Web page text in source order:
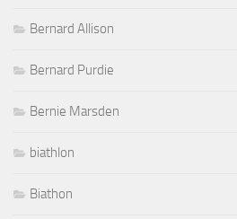
Bernard Allison
Bernard Purdie
Bernie Marsden
biathlon
Biathon